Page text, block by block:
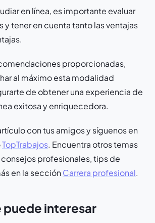
en línea, es importante evaluar
y tener en cuenta tanto las ventajas
proporcionadas,
al máximo esta modalidad
de obtener una experiencia de
exitosa y enriquecedora.
con tus amigos y síguenos en
TopTrabajos. Encuentra otros temas
profesionales, tips de
en la secciónCarrera profesional.
puede interesar